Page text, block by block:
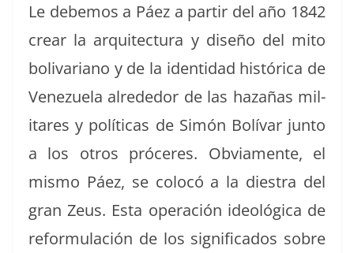
Le debe­mos a Páez a par­tir del año 1842
crear la arqui­tec­tura y dis­eño del mito
boli­var­i­ano y de la iden­ti­dad históri­ca de
Venezuela alrede­dor de las haz­a­ñas mil­
itares y políti­cas de Simón Bolí­var jun­to
a los otros próceres. Obvi­a­mente, el
mis­mo Páez, se colocó a la dies­tra del
gran Zeus. Esta operación ide­ológ­i­ca de
refor­mu­lación de los sig­nifi­ca­dos sobre